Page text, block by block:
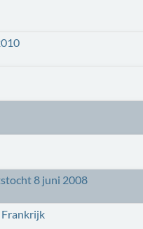
8 juni 2008
Frankrijk